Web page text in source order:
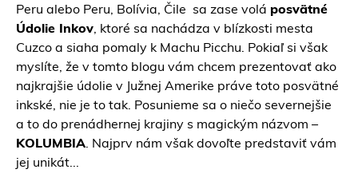
Peru alebo Peru, Bolívia, Čile sa zase volá posvätné
Údolie Inkov, ktoré sa nachádza v blízkosti mesta
Cuzco a siaha pomaly k Machu Picchu. Pokiaľ si však
myslíte, že v tomto blogu vám chcem prezentovať ako
najkrajšie údolie v Južnej Amerike práve toto posvätné
inkské, nie je to tak. Posunieme sa o niečo severnejšie
a to do prenádhernej krajiny s magickým názvom –
KOLUMBIA. Najprv nám však dovoľte predstaviť vám
jej unikát...